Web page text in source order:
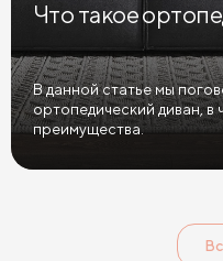
Диваны в спальню
Большие диваны
Диваны антикоготь
Что такое
В данной статье мы
ортопедический диван,
преимущества.